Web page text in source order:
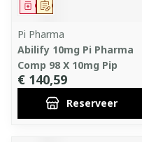
Op voorschrift
Geneesmiddel
Pi Pharma
Abilify 10mg Pi Pharma
Comp 98 X 10mg Pip
€ 140,59
Reserveer